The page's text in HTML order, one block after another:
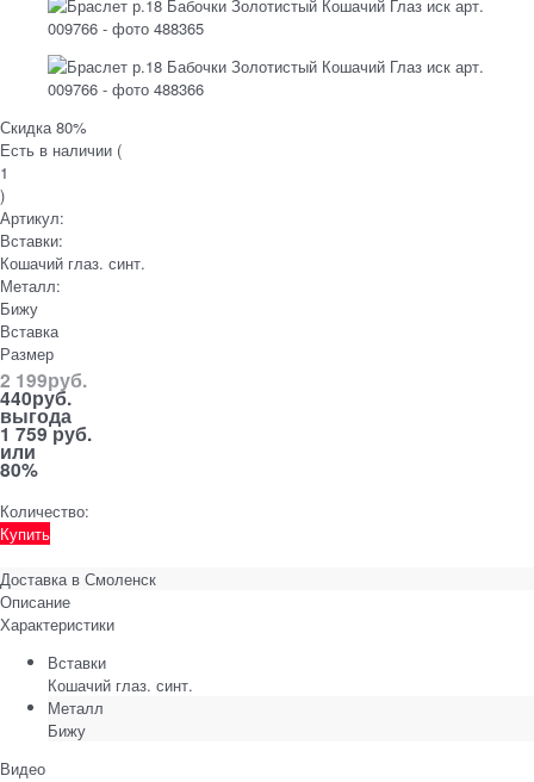
Скидка 80%
Есть в наличии (
1
)
Артикул:
Вставки:
Кошачий глаз. синт.
Металл:
Бижу
Вставка
Размер
2 199руб.
440руб.
выгода
1 759 руб.
или
80%
Количество:
Купить
Доставка в Смоленск
Описание
Характеристики
Вставки
Кошачий глаз. синт.
Металл
Бижу
Видео